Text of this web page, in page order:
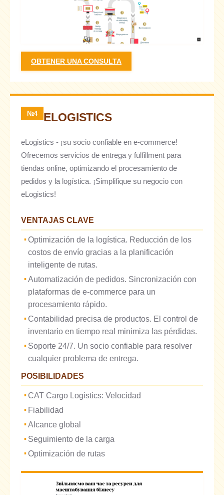
OBTENER UNA CONSULTA
№4 ELOGISTICS
eLogistics - ¡su socio confiable en e-commerce!
Ofrecemos servicios de entrega y fulfillment para
tiendas online, optimizando el procesamiento de
pedidos y la logística. ¡Simplifique su negocio con
eLogistics!
VENTAJAS CLAVE
Optimización de la logística. Reducción de los
costos de envío gracias a la planificación
inteligente de rutas.
Automatización de pedidos. Sincronización con
plataformas de e-commerce para un
procesamiento rápido.
Contabilidad precisa de productos. El control de
inventario en tiempo real minimiza las pérdidas.
Soporte 24/7. Un socio confiable para resolver
cualquier problema de entrega.
POSIBILIDADES
CAT Cargo Logistics: Velocidad
Fiabilidad
Alcance global
Seguimiento de la carga
Optimización de rutas